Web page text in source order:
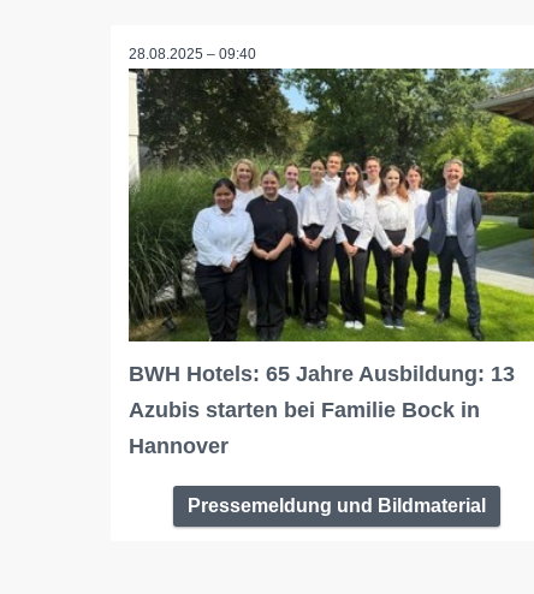
28.08.2025 – 09:40
BWH Hotels: 65 Jahre Ausbildung: 13
Azubis starten bei Familie Bock in
Hannover
Pressemeldung und Bildmaterial